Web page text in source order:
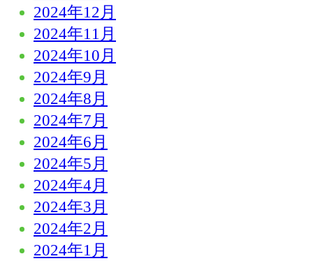
2024年12月
2024年11月
2024年10月
2024年9月
2024年8月
2024年7月
2024年6月
2024年5月
2024年4月
2024年3月
2024年2月
2024年1月